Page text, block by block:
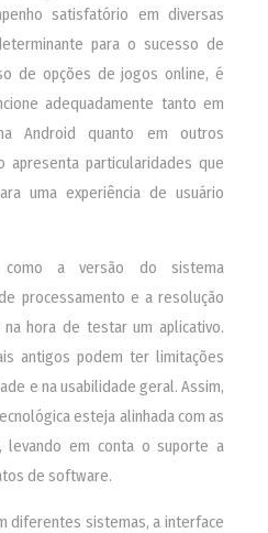
satisfatório em diversas
para o sucesso de
de opções de jogos online, é
adequadamente tanto em
Android quanto em outros
apresenta particularidades que
uma experiência de usuário
como a versão do sistema
processamento e a resolução
hora de testar um aplicativo.
antigos podem ter limitações
e na usabilidade geral. Assim,
esteja alinhada com as
levando em conta o suporte a
de software.
diferentes sistemas, a interface